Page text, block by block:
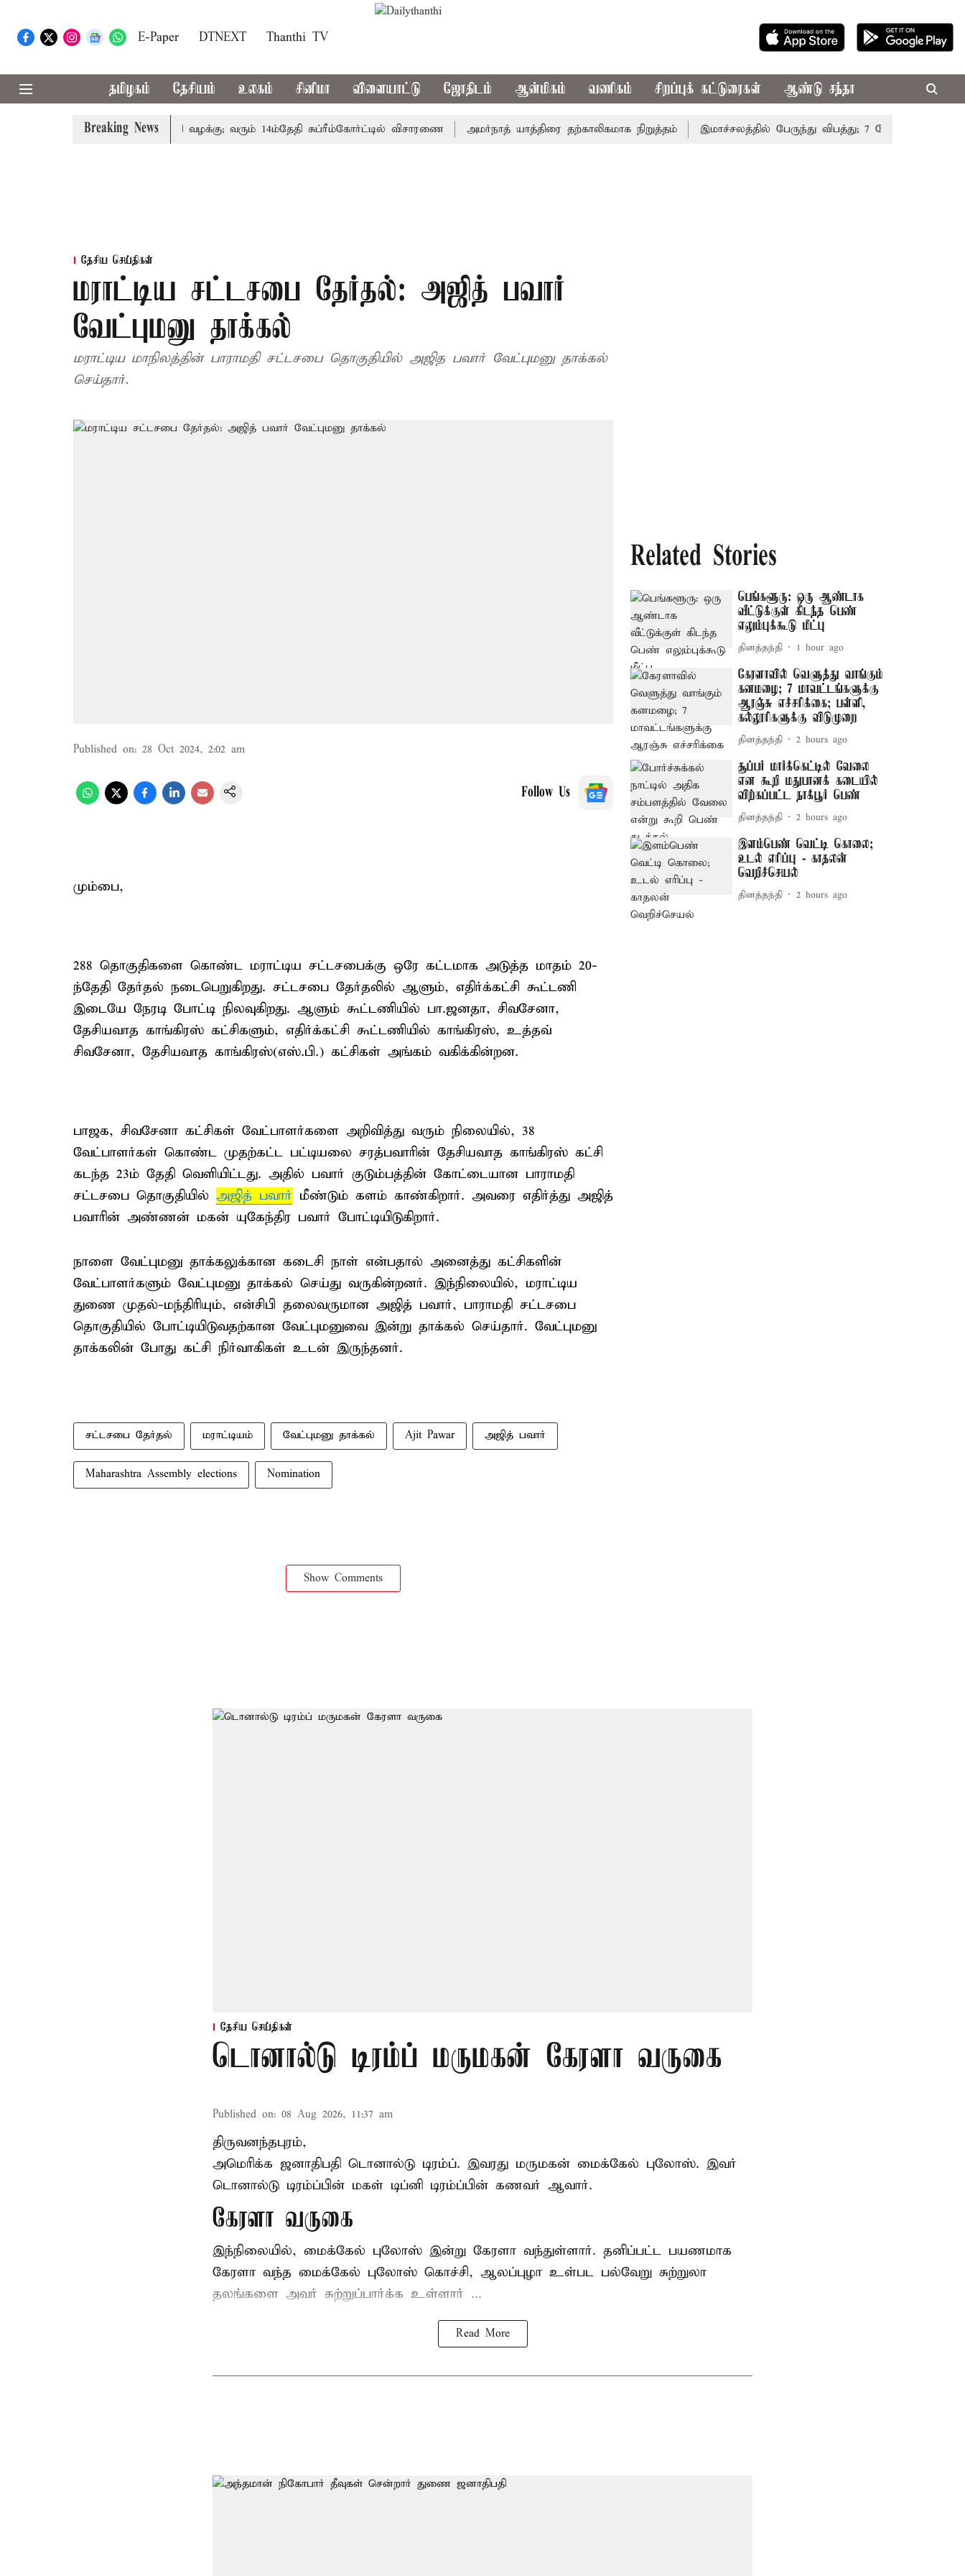
E-Paper DTNEXT Thanthi TV
தமிழகம் தேசியம் உலகம் சினிமா விளையாட்டு ஜோதிடம் ஆன்மிகம் வணிகம் சிறப்புக் கட்டுரைகள் ஆண்டு சந்தா
Breaking News
அரசுப்பணி வழக்கு; வரும் 14ம்தேதி சுப்ரீம்கோர்ட்டில் விசாரணை அமர்நாத் யாத்திரை தற்காலிகமாக நிறுத்தம் இமாச்சலத்தில் பேருந்து விபத்து; 7 பேர் பலி - பிரதமர்
தேசிய செய்திகள்
மராட்டிய சட்டசபை தேர்தல்: அஜித் பவார்
வேட்புமனு தாக்கல்
மராட்டிய மாநிலத்தின் பாராமதி சட்டசபை தொகுதியில் அஜித பவார் வேட்புமனு தாக்கல்
செய்தார்.
Published on: 28 Oct 2024, 2:02 am
Follow Us
மும்பை,
288 தொகுதிகளை கொண்ட மராட்டிய சட்டசபைக்கு ஒரே கட்டமாக அடுத்த மாதம் 20-
ந்தேதி தேர்தல் நடைபெறுகிறது. சட்டசபை தேர்தலில் ஆளும், எதிர்க்கட்சி கூட்டணி
இடையே நேரடி போட்டி நிலவுகிறது. ஆளும் கூட்டணியில் பா.ஜனதா, சிவசேனா,
தேசியவாத காங்கிரஸ் கட்சிகளும், எதிர்க்கட்சி கூட்டணியில் காங்கிரஸ், உத்தவ்
சிவசேனா, தேசியவாத காங்கிரஸ்(எஸ்.பி.) கட்சிகள் அங்கம் வகிக்கின்றன.
பாஜக, சிவசேனா கட்சிகள் வேட்பாளர்களை அறிவித்து வரும் நிலையில், 38
வேட்பாளர்கள் கொண்ட முதற்கட்ட பட்டியலை சரத்பவாரின் தேசியவாத காங்கிரஸ் கட்சி
கடந்த 23ம் தேதி வெளியிட்டது. அதில் பவார் குடும்பத்தின் கோட்டையான பாராமதி
சட்டசபை தொகுதியில் அஜித் பவார் மீண்டும் களம் காண்கிறார். அவரை எதிர்த்து அஜித்
பவாரின் அண்ணன் மகன் யுகேந்திர பவார் போட்டியிடுகிறார்.
நாளை வேட்புமனு தாக்கலுக்கான கடைசி நாள் என்பதால் அனைத்து கட்சிகளின்
வேட்பாளர்களும் வேட்புமனு தாக்கல் செய்து வருகின்றனர். இந்நிலையில், மராட்டிய
துணை முதல்-மந்திரியும், என்சிபி தலைவருமான அஜித் பவார், பாராமதி சட்டசபை
தொகுதியில் போட்டியிடுவதற்கான வேட்புமனுவை இன்று தாக்கல் செய்தார். வேட்புமனு
தாக்கலின் போது கட்சி நிர்வாகிகள் உடன் இருந்தனர்.
சட்டசபை தேர்தல் மராட்டியம் வேட்புமனு தாக்கல் Ajit Pawar அஜித் பவார்
Maharashtra Assembly elections Nomination
Show Comments
Related Stories
பெங்களூரு: ஒரு ஆண்டாக
வீட்டுக்குள் கிடந்த பெண்
எலும்புக்கூடு மீட்பு
தினத்தந்தி 1 hour ago
கேரளாவில் வெளுத்து வாங்கும்
கனமழை; 7 மாவட்டங்களுக்கு
ஆரஞ்சு எச்சரிக்கை; பள்ளி,
கல்லூரிகளுக்கு விடுமுறை
தினத்தந்தி 2 hours ago
சூப்பர் மார்க்கெட்டில் வேலை
என கூறி மதுபானக் கடையில்
விற்கப்பட்ட நாக்பூர் பெண்
தினத்தந்தி 2 hours ago
இளம்பெண் வெட்டி கொலை;
உடல் எரிப்பு - காதலன்
வெறிச்செயல்
தினத்தந்தி 2 hours ago
தேசிய செய்திகள்
டொனால்டு டிரம்ப் மருமகன் கேரளா வருகை
Published on: 08 Aug 2026, 11:37 am
திருவனந்தபுரம்,
அமெரிக்க ஜனாதிபதி டொனால்டு டிரம்ப். இவரது மருமகன் மைக்கேல் புலோஸ். இவர்
டொனால்டு டிரம்ப்பின் மகள் டிப்னி டிரம்ப்பின் கணவர் ஆவார்.
கேரளா வருகை
இந்நிலையில், மைக்கேல் புலோஸ் இன்று கேரளா வந்துள்ளார். தனிப்பட்ட பயணமாக
கேரளா வந்த மைக்கேல் புலோஸ் கொச்சி, ஆலப்புழா உள்பட பல்வேறு சுற்றுலா
தலங்களை அவர் சுற்றுப்பார்க்க உள்ளார் ...
Read More